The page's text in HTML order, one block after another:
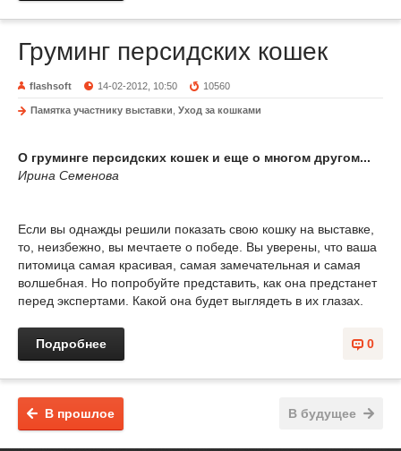
Груминг персидских кошек
flashsoft 14-02-2012, 10:50 10560
Памятка участнику выставки Уход за кошками
О груминге персидских кошек и еще о многом другом...
Ирина Семенова
Если вы однажды решили показать свою кошку на выставке,
то, неизбежно, вы мечтаете о победе. Вы уверены, что ваша
питомица самая красивая, самая замечательная и самая
волшебная. Но попробуйте представить, как она предстанет
перед экспертами. Какой она будет выглядеть в их глазах.
0
Подробнее
В будущее
В прошлое